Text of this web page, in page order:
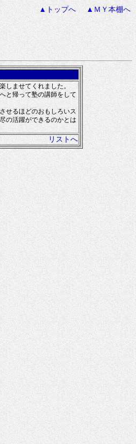
▲トップへ ▲ＭＹ本棚へ
ませてくれました。
と帰って塾の講師をして
せるほどのおもしろいス
の活躍ができるのかとは
リストへ